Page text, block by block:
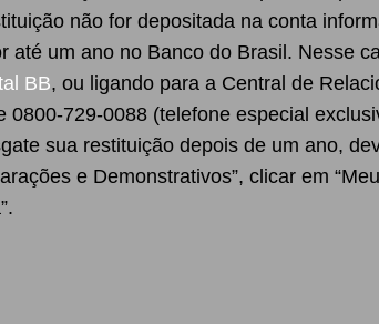
não for depositada na conta
até um ano no Banco do Brasil. Nesse
BB, ou ligando para a Central de
0800-729-0088 (telefone especial
sua restituição depois de um ano,
e Demonstrativos”, clicar em